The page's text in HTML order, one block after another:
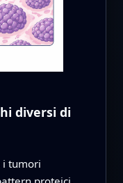
diversi di
i tumori